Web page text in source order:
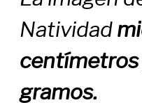
Natividad
centímetros
gramos.